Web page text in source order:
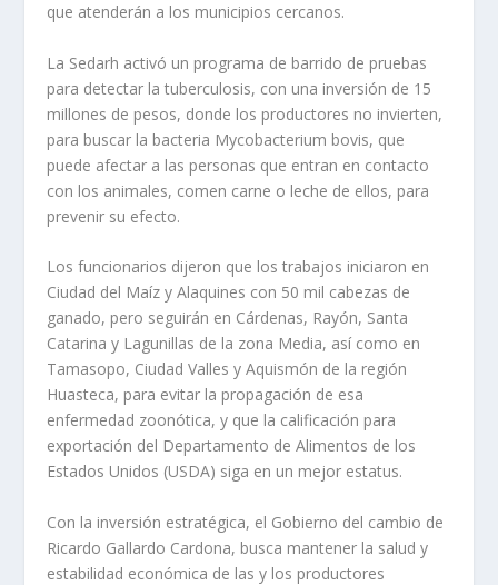
que atenderán a los municipios cercanos.
La Sedarh activó un programa de barrido de pruebas
para detectar la tuberculosis, con una inversión de 15
millones de pesos, donde los productores no invierten,
para buscar la bacteria Mycobacterium bovis, que
puede afectar a las personas que entran en contacto
con los animales, comen carne o leche de ellos, para
prevenir su efecto.
Los funcionarios dijeron que los trabajos iniciaron en
Ciudad del Maíz y Alaquines con 50 mil cabezas de
ganado, pero seguirán en Cárdenas, Rayón, Santa
Catarina y Lagunillas de la zona Media, así como en
Tamasopo, Ciudad Valles y Aquismón de la región
Huasteca, para evitar la propagación de esa
enfermedad zoonótica, y que la calificación para
exportación del Departamento de Alimentos de los
Estados Unidos (USDA) siga en un mejor estatus.
Con la inversión estratégica, el Gobierno del cambio de
Ricardo Gallardo Cardona, busca mantener la salud y
estabilidad económica de las y los productores